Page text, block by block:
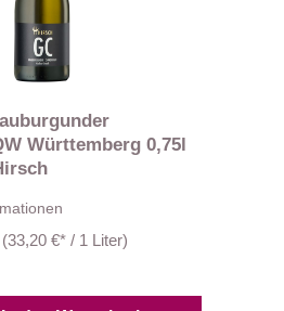
Württemberg 0,75l
(33,20 €* / 1 Liter)